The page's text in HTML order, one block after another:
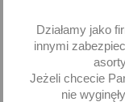
Panda II (03-12)
33,94 zł brutto
Dodaj
Działamy jako
innymi
Jeżeli chcecie
nie